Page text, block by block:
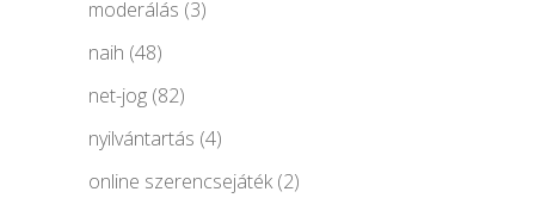
moderálás (3)
naih (48)
net-jog (82)
nyilvántartás (4)
online szerencsejáték(2)